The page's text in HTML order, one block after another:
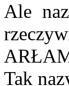
Ale
Tak